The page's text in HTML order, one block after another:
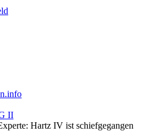
II
Hartz IV ist schiefgegangen